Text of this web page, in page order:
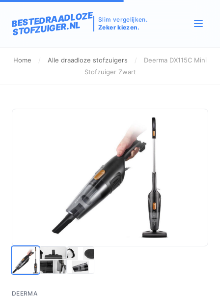
BESTEDRAADLOZE
STOFZUIGER.NL
Slim vergelijken.
Zeker kiezen.
Home / Alle draadloze stofzuigers /
Deerma DX115C Mini
Stofzuiger Zwart
DEERMA